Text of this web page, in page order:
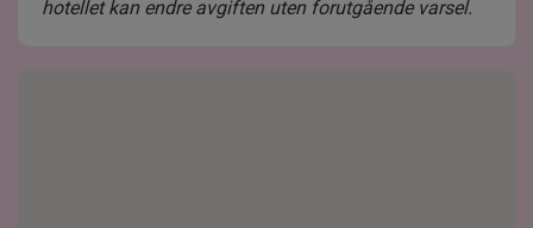
hotellet kan endre avgiften uten forutgående varsel.